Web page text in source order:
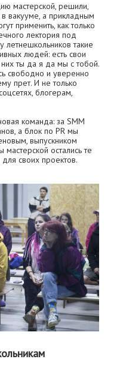
мастерской, решили,
вакууме, а прикладным
применить, как только
лектория под
такие
людей: есть свои
ты да я да мы с тобой.
свободно и уверенно
прет. И не только
блогерам,
команда: за SMM
а блок по PR мы
выпускником
остались те
для своих проектов.